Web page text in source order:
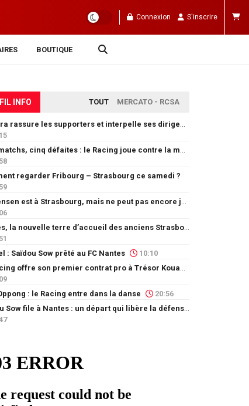
Connexion S'inscrire
BOUTIQUE
FIL INFO TOUT MERCATO - RCSA
regarder Fribourg – Strasbourg ce samedi ?
: Saïdou Sow prêté au FC Nantes
10:10
: le Racing entre dans la danse
20:56